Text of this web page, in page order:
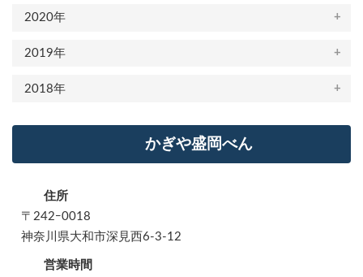
2020年
2019年
2018年
かぎや盛岡べん
住所
〒242ｰ0018
神奈川県大和市深見西6-3-12
営業時間